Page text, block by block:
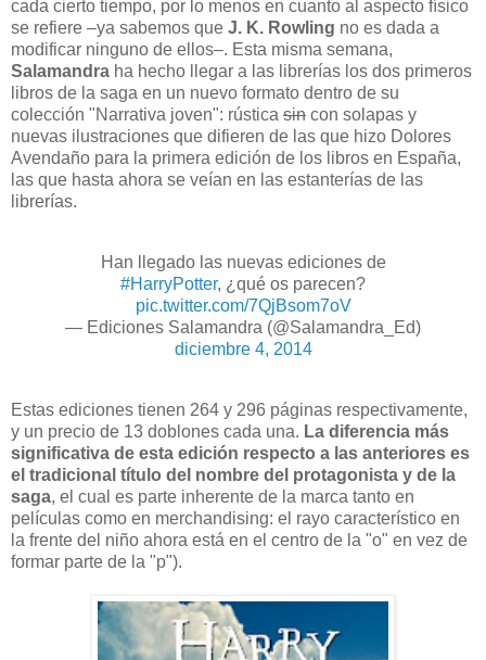
cada cierto tiempo, por lo menos en cuanto al aspecto físico
se refiere –ya sabemos que J. K. Rowling no es dada a
modificar ninguno de ellos–. Esta misma semana,
Salamandra ha hecho llegar a las librerías los dos primeros
libros de la saga en un nuevo formato dentro de su
colección "Narrativa joven": rústica sin con solapas y
nuevas ilustraciones que difieren de las que hizo Dolores
Avendaño para la primera edición de los libros en España,
las que hasta ahora se veían en las estanterías de las
librerías.
Han llegado las nuevas ediciones de
#HarryPotter, ¿qué os parecen?
pic.twitter.com/7QjBsom7oV
— Ediciones Salamandra (@Salamandra_Ed)
diciembre 4, 2014
Estas ediciones tienen 264 y 296 páginas respectivamente,
y un precio de 13 doblones cada una. La diferencia más
significativa de esta edición respecto a las anteriores es
el tradicional título del nombre del protagonista y de la
saga, el cual es parte inherente de la marca tanto en
películas como en merchandising: el rayo característico en
la frente del niño ahora está en el centro de la "o" en vez de
formar parte de la "p").